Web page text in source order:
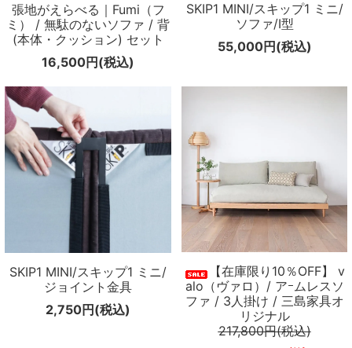
張地がえらべる｜Fumi（フ
ミ） / 無駄のないソファ / 背
(本体・クッション) セット
16,500円(税込)
SKIP1 MINI/スキップ1 ミニ/
ソファ/I型
55,000円(税込)
SKIP1 MINI/スキップ1 ミニ/
ジョイント金具
2,750円(税込)
【在庫限り10％OFF】 v
alo（ヴァロ）/ アｰムレスソ
ファ / 3人掛け / 三島家具オ
リジナル
217,800円(税込)